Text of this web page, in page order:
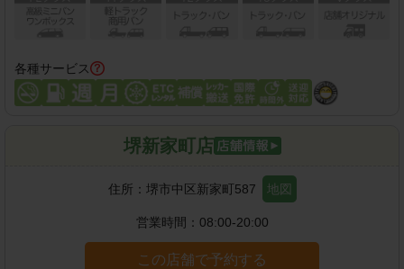
各種サービス
堺新家町店
住所： 堺市中区新家町587 地図
営業時間： 08:00-20:00
この店舗で予約する